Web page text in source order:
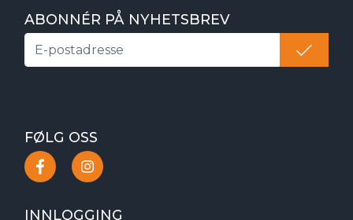
ABONNÉR PÅ NYHETSBREV
FØLG OSS
INNLOGGING